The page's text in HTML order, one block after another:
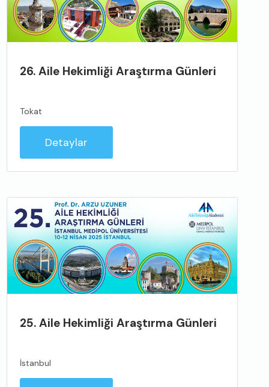
26. Aile Hekimliği Araştırma Günleri
Tokat
Detaylar
25. Aile Hekimliği Araştırma Günleri
İstanbul